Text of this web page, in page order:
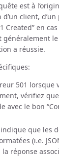
est à
client,
Created” en
le
a réussie.
501 lorsque
vérifiez
avec le bon
que les
(i.e.
réponse